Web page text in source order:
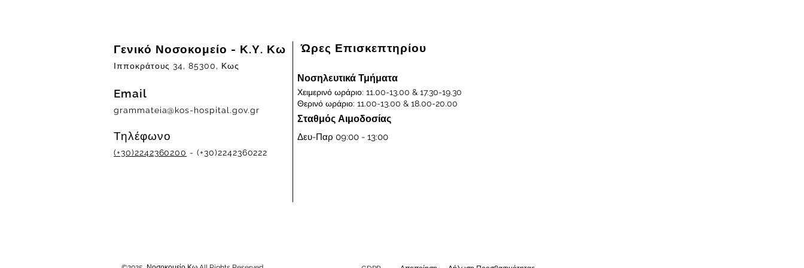
Γενικό Νοσοκομείο - Κ.Υ. Κω
Ιπποκράτους 34, 85300, Κως
Email
grammateia@kos-hospital.gov.gr
Τηλέφωνο
(+30)2242360200 - (+30)2242360222
Ώρες Επισκεπτηρίου
Νοσηλευτικά Τμήματα
Χειμερινό ωράριο: 11.00-13.00 & 17.30-19.30
Θερινό ωράριο: 11.00-13.00 & 18.00-20.00
Σταθμός Αιμοδοσίας
Δευ-Παρ 09:00 - 13:00